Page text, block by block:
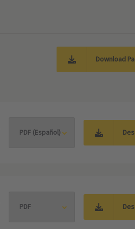
Download